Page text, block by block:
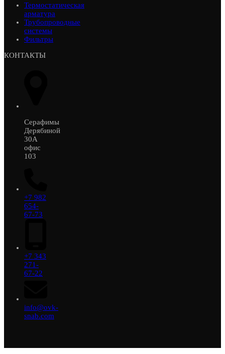
Термостатическая
арматура
Трубопроводные
системы
Фильтры
КОНТАКТЫ
Серафимы
Дерябиной
30А
офис
103
+7 982
654-
67-73
+7 343
271-
67-22
info@ovk-
snab.com